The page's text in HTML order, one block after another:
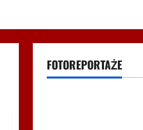
FOTOREPORTAŻE